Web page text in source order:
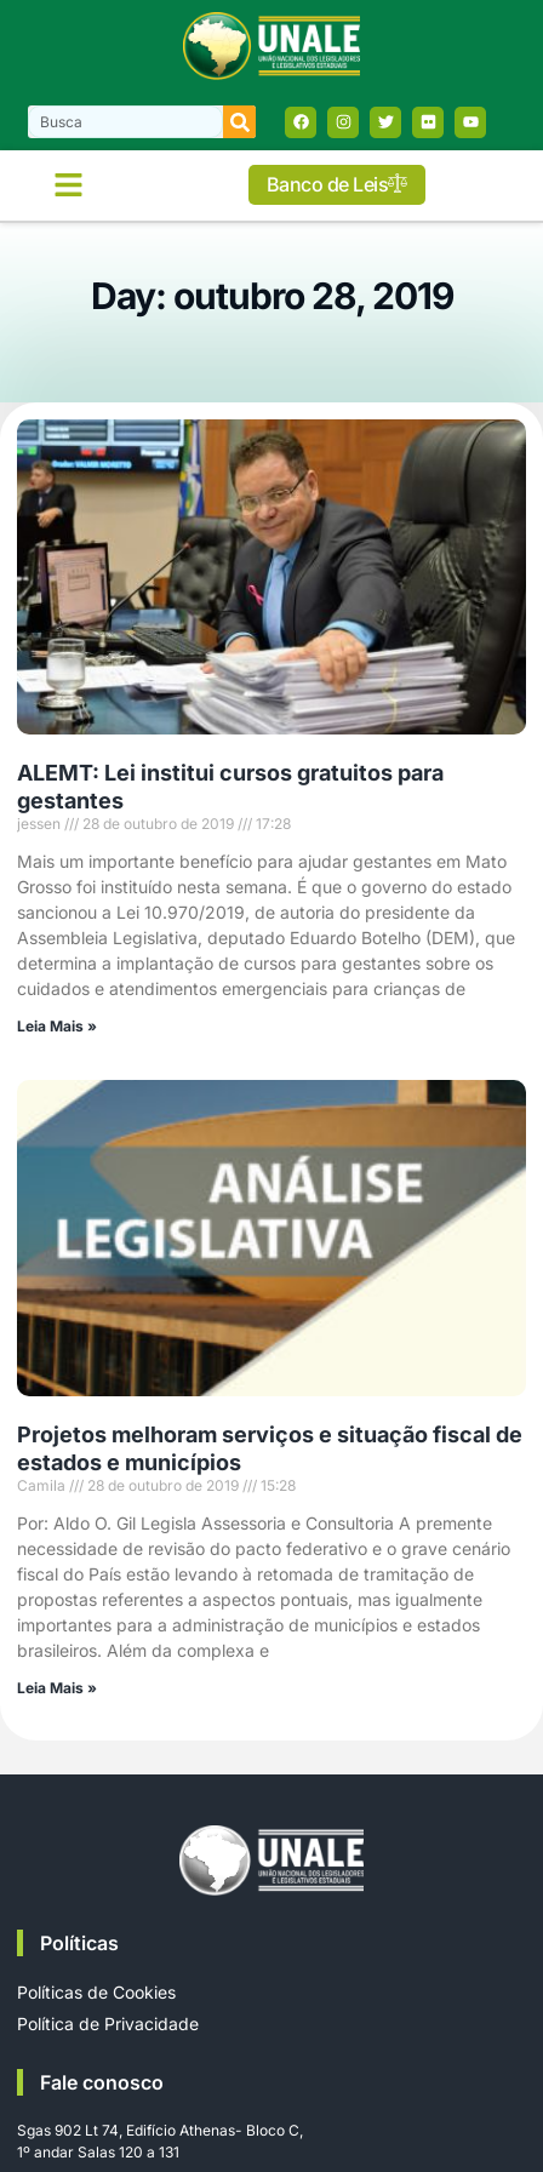
Banco de Leis
Day: outubro 28, 2019
ALEMT: Lei institui cursos gratuitos para
gestantes
jessen 28 de outubro de 2019 17:28
Mais um importante benefício para ajudar gestantes em Mato
Grosso foi instituído nesta semana. É que o governo do estado
sancionou a Lei 10.970/2019, de autoria do presidente da
Assembleia Legislativa, deputado Eduardo Botelho (DEM), que
determina a implantação de cursos para gestantes sobre os
cuidados e atendimentos emergenciais para crianças de
Leia Mais »
Projetos melhoram serviços e situação fiscal de
estados e municípios
Camila 28 de outubro de 2019 15:28
Por: Aldo O. Gil Legisla Assessoria e Consultoria A premente
necessidade de revisão do pacto federativo e o grave cenário
fiscal do País estão levando à retomada de tramitação de
propostas referentes a aspectos pontuais, mas igualmente
importantes para a administração de municípios e estados
brasileiros. Além da complexa e
Leia Mais »
Políticas
Políticas de Cookies
Política de Privacidade
Fale conosco
Sgas 902 Lt 74, Edifício Athenas- Bloco C,
1º andar Salas 120 a 131